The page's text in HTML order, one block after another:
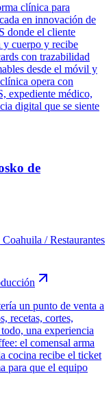
clínica para
en innovación de
donde el cliente
y cuerpo y recibe
con trazabilidad
desde el móvil y
opera con
expediente médico,
digital que se siente
de
/Restaurantes
un punto de venta a
recetas, cortes,
una experiencia
el comensal arma
cocina recibe el ticket
para que el equipo